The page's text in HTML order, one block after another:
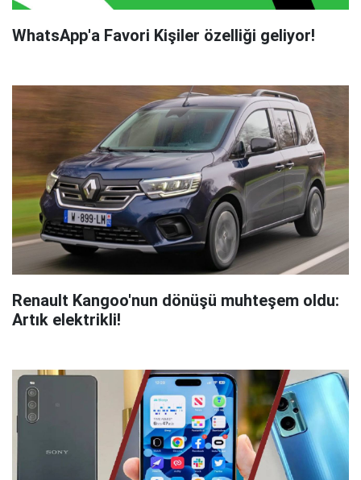
WhatsApp'a Favori Kişiler özelliği geliyor!
Renault Kangoo'nun dönüşü muhteşem oldu:
Artık elektrikli!